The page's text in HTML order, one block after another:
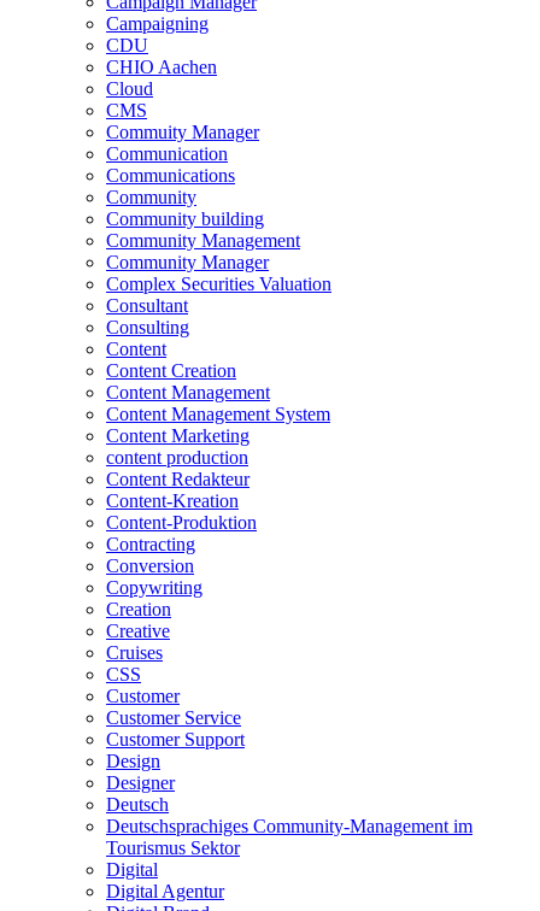
Campaigning
CDU
CHIO Aachen
Cloud
CMS
Commuity Manager
Communication
Communications
Community
Community building
Community Management
Community Manager
Complex Securities Valuation
Consultant
Consulting
Content
Content Creation
Content Management
Content Management System
Content Marketing
content production
Content Redakteur
Content-Kreation
Content-Produktion
Contracting
Conversion
Copywriting
Creation
Creative
Cruises
CSS
Customer
Customer Service
Customer Support
Design
Designer
Deutsch
Deutschsprachiges Community-Management im
Tourismus Sektor
Digital
Digital Agentur